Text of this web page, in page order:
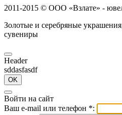
2011-2015 © ООО «Взлате» -
Золотые и серебряные
сувениры
Header
sddasfasdf
OK
Войти на сайт
Ваш e-mail или телефон *: